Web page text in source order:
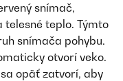
snímač,
telesné teplo. Týmto
snímača pohybu.
otvorí veko.
opäť zatvorí, aby